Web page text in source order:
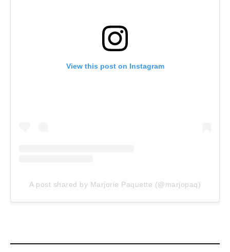
View this post on Instagram
A post shared by Marjorie Paquette (@marjopaq)